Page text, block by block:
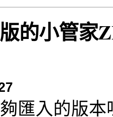
的小管家
匯入的版本